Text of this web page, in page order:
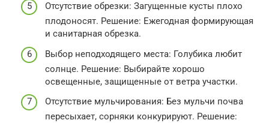
Отсутствие обрезки: Загущенные кусты плохо
плодоносят. Решение: Ежегодная формирующая
и санитарная обрезка.
Выбор неподходящего места: Голубика любит
солнце. Решение: Выбирайте хорошо
освещенные, защищенные от ветра участки.
Отсутствие мульчирования: Без мульчи почва
пересыхает, сорняки конкурируют. Решение: